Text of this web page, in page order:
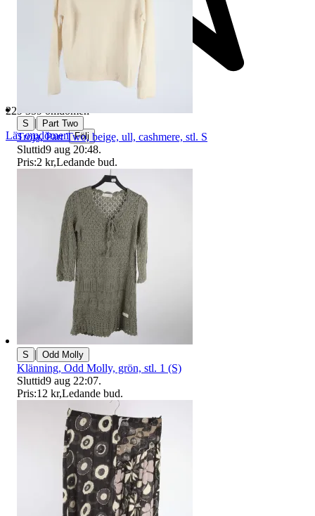
229 359 omdömen
Läs omdömen Följ
S | Part Two
Tröja, Part Two, beige, ull, cashmere, stl. S
Sluttid9 aug 20:48.
Pris:2 kr,Ledande bud.
S | Odd Molly
Klänning, Odd Molly, grön, stl. 1 (S)
Sluttid9 aug 22:07.
Pris:12 kr,Ledande bud.